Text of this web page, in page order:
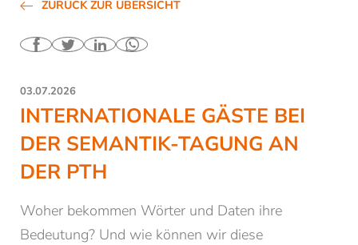
Kontakt & Öffnungszeiten
Alle News und Termine
Studium
Weiterbildung
ZURÜCK ZUR ÜBERSICHT
03.07.2026
INTERNATIONALE GÄSTE BEI
DER SEMANTIK-TAGUNG AN
DER PTH
Woher bekommen Wörter und Daten ihre
Bedeutung? Und wie können wir diese